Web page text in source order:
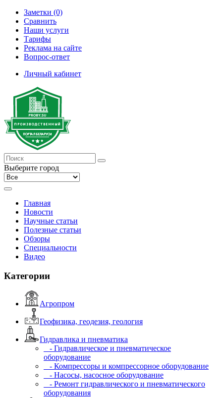
Заметки (0)
Сравнить
Наши услуги
Тарифы
Реклама на сайте
Вопрос-ответ
Личный кабинет
Выберите город
Главная
Новости
Научные статьи
Полезные статьи
Обзоры
Специальности
Видео
Категории
Агропром
Геофизика, геодезия, геология
Гидравлика и пневматика
- Гидравлическое и пневматическое
оборудование
- Компрессоры и компрессорное оборудование
- Насосы, насосное оборудование
- Ремонт гидравлического и пневматического
оборудования